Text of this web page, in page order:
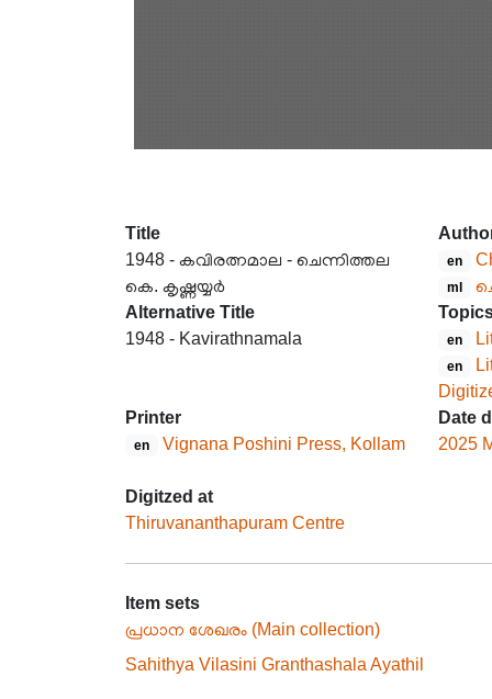
Title
1948 - കവിരത്നമാല - ചെന്നിത്തല
കെ. കൃഷ്ണയ്യർ
en
ml
Alternative Title
1948 - Kavirathnamala
en
en
Printer
en Vignana Poshini Press, Kollam
Date
2025
Digitzed at
Thiruvananthapuram Centre
Item sets
പ്രധാന ശേഖരം (Main collection)
Sahithya Vilasini Granthashala Ayathil